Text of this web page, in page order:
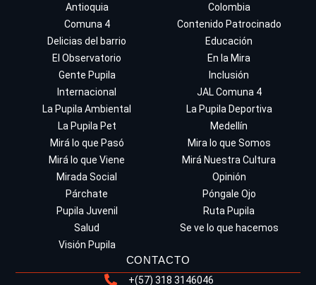
Antioquia
Colombia
Comuna 4
Contenido Patrocinado
Delicias del barrio
Educación
El Observatorio
En la Mira
Gente Pupila
Inclusión
Internacional
JAL Comuna 4
La Pupila Ambiental
La Pupila Deportiva
La Pupila Pet
Medellín
Mirá lo que Pasó
Mira lo que Somos
Mirá lo que Viene
Mirá Nuestra Cultura
Mirada Social
Opinión
Párchate
Póngale Ojo
Pupila Juvenil
Ruta Pupila
Salud
Se ve lo que hacemos
Visión Pupila
CONTACTO
+(57) 318 3146046